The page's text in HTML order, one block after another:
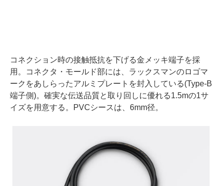
コネクション時の接触抵抗を下げる金メッキ端子を採
用。コネクタ・モールド部には、ラックスマンのロゴマ
ークをあしらったアルミプレートを封入している(Type-B
端子側)。確実な伝送品質と取り回しに優れる1.5mの1サ
イズを用意する。PVCシースは、6mm径。